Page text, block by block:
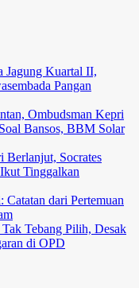
Jagung Kuartal II,
Pangan
Ombudsman Kepri
Bansos, BBM Solar
Socrates
Tinggalkan
dari Pertemuan
Tebang Pilih, Desak
di OPD